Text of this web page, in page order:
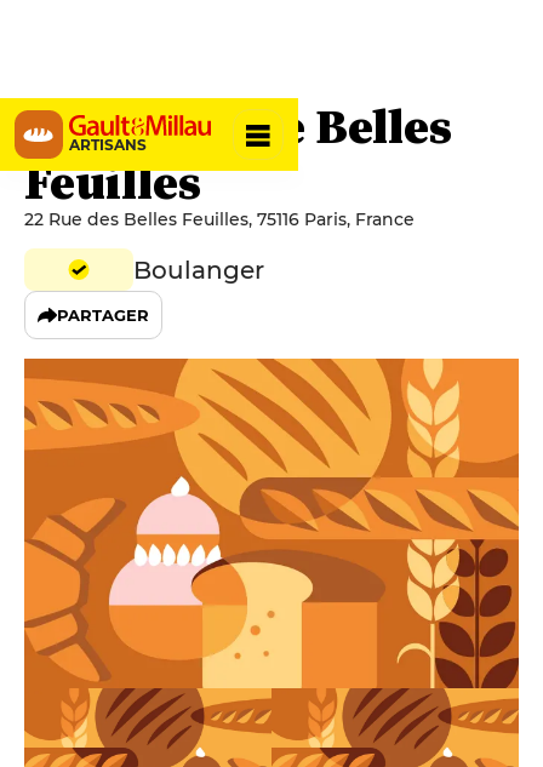
ARTISANS
Boulangerie Belles
Feuilles
22 Rue des Belles Feuilles, 75116 Paris, France
Boulanger
PARTAGER